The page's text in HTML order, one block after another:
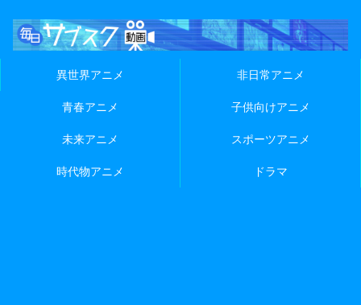
異世界アニメ 非日常アニメ
青春アニメ 子供向けアニメ
未来アニメ スポーツアニメ
時代物アニメ ドラマ